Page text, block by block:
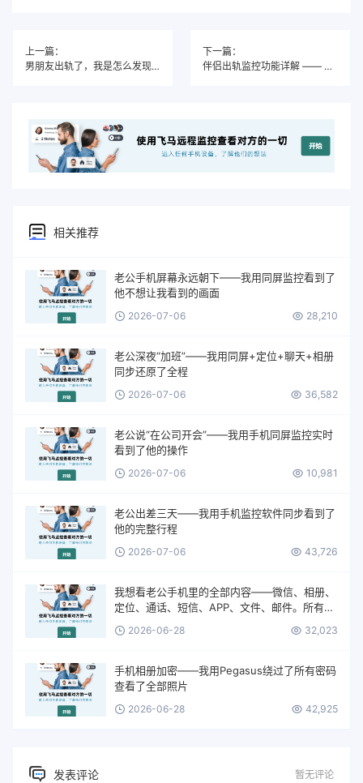
上一篇：
男朋友出轨了，我是怎么发现的？
下一篇：
伴侣出轨监控功能详解 —— Pegasus飞马软件真实使用场景
相关推荐
老公手机屏幕永远朝下——我用同屏监控看到了
他不想让我看到的画面
2026-07-06 28,210
老公深夜“加班”——我用同屏+定位+聊天+相册
同步还原了全程
2026-07-06 36,582
老公说“在公司开会”——我用手机同屏监控实时
看到了他的操作
2026-07-06 10,981
老公出差三天——我用手机监控软件同步看到了
他的完整行程
2026-07-06 43,726
我想看老公手机里的全部内容——微信、相册、
定位、通话、短信、APP、文件、邮件。所有的
2026-06-28 32,023
手机相册加密——我用Pegasus绕过了所有密码
查看了全部照片
2026-06-28 42,925
发表评论 暂无评论